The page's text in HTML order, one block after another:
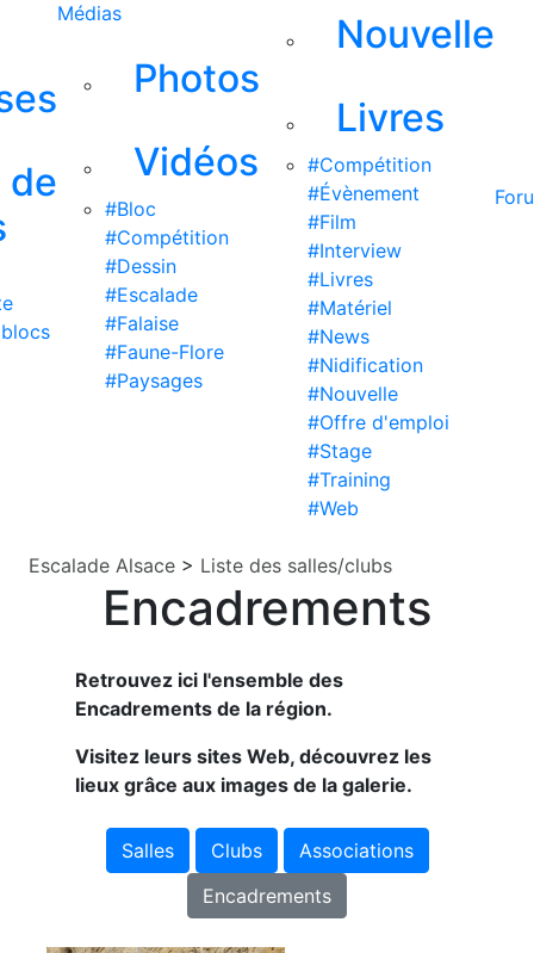
de
Médias
Photos
Vidéos
#Bloc
#Compétition
#Dessin
#Escalade
#Falaise
#Faune-Flore
#Paysages
Nouvelle
Livres
#Compétition
#Évènement
#Film
#Interview
#Livres
#Matériel
#News
#Nidification
#Nouvelle
#Offre d'emploi
#Stage
#Training
#Web
Escalade Alsace > Liste des salles/clubs
Encadrements
Retrouvez ici l'ensemble des
Encadrements de la région.
Visitez leurs sites Web, découvrez les
lieux grâce aux images de la galerie.
Salles Clubs
Associations
Encadrements